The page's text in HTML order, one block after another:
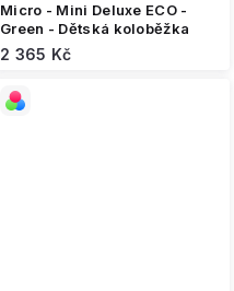
Micro - Mini Deluxe ECO -
Green - Dětská koloběžka
2 365 Kč